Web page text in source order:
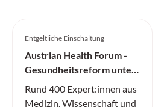
Entgeltliche Einschaltung
Austrian Health Forum -
Gesundheitsreform unter
Druck
Rund 400 Expert:innen aus
Medizin, Wissenschaft und